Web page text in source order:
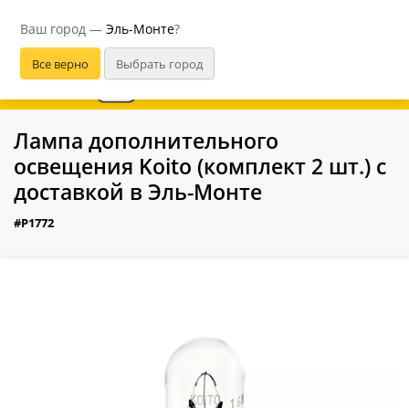
Ваш город — Эль-Монте?
В приложении удобнее
Лампа дополнительного
освещения Koito (комплект 2 шт.) с
доставкой в Эль-Монте
#P1772